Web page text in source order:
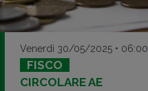
Venerdì 30/05/2025 • 06:00
FISCO
CIRCOLARE AE